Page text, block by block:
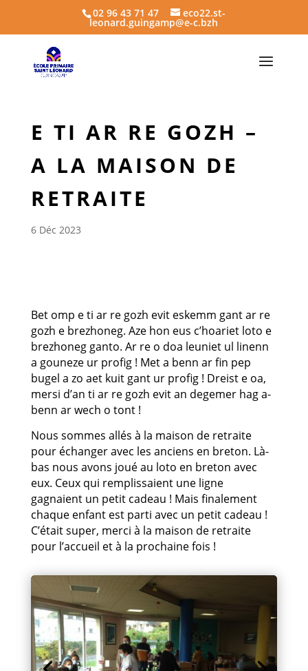
02 96 43 71 47 eco22.st-
leonard.guingamp@e-c.bzh
E TI AR RE GOZH –
A LA MAISON DE
RETRAITE
6 Déc 2023
Bet omp e ti ar re gozh evit eskemm gant ar re
gozh e brezhoneg. Aze hon eus c’hoariet loto e
brezhoneg ganto. Ar re o doa leuniet ul linenn
a gouneze ur profig ! Met a benn ar fin pep
bugel a zo aet kuit gant ur profig ! Dreist e oa,
mersi d’an ti ar re gozh evit an degemer hag a-
benn ar wech o tont !
Nous sommes allés à la maison de retraite
pour échanger avec les anciens en breton. Là-
bas nous avons joué au loto en breton avec
eux. Ceux qui remplissaient une ligne
gagnaient un petit cadeau ! Mais finalement
chaque enfant est parti avec un petit cadeau !
C’était super, merci à la maison de retraite
pour l’accueil et à la prochaine fois !